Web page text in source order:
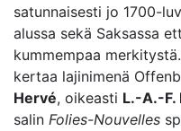
satunnaisesti jo 1700-
alussa sekä Saksassa
kummempaa
kertaa lajinimenä
Hervé, oikeasti L.-A.-F.
salin Folies-Nouvelles